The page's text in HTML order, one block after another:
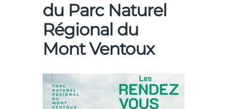
du Parc Naturel
Régional du
Mont Ventoux